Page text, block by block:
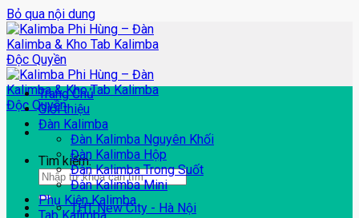
Bỏ qua nội dung
Tìm kiếm:
THT New City - Hà Nội
Trang Chủ
Giới thiệu
Đàn Kalimba
Đàn Kalimba Nguyên Khối
Đàn Kalimba Hộp
Đàn Kalimba Trong Suốt
Đàn Kalimba Mini
Phụ Kiện Kalimba